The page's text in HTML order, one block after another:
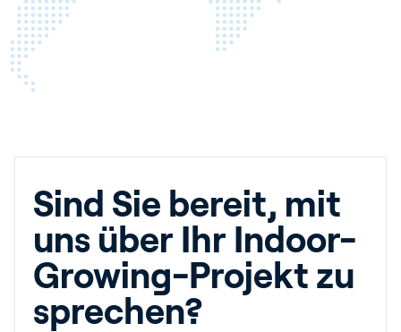
Sind Sie bereit, mit
uns über Ihr Indoor-
Growing-Projekt zu
sprechen?